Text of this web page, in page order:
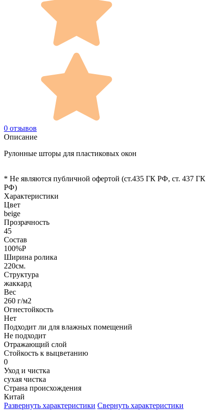
0 отзывов
Описание
Рулонные шторы для пластиковых окон
* Не являются публичной офертой (ст.435 ГК РФ, cт. 437 ГК
РФ)
Характеристики
Цвет
beige
Прозрачность
45
Состав
100%P
Ширина ролика
220см.
Структура
жаккард
Вес
260 г/м2
Огнестойкость
Нет
Подходит ли для влажных помещений
Не подходит
Отражающий слой
Стойкость к выцветанию
0
Уход и чистка
сухая чистка
Страна происхождения
Китай
Развернуть характеристики Свернуть характеристики